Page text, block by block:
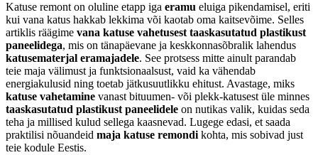
Katuse remont on oluline etapp iga eramu eluiga pikendamisel, eriti
kui vana katus hakkab lekkima või kaotab oma kaitsevõime. Selles
artiklis räägime vana katuse vahetusest taaskasutatud plastikust
paneelidega, mis on tänapäevane ja keskkonnasõbralik lahendus
katusematerjal eramajadele. See protsess mitte ainult parandab
teie maja välimust ja funktsionaalsust, vaid ka vähendab
energiakulusid ning toetab jätkusuutlikku ehitust. Avastage, miks
katuse vahetamine vanast bituumen- või plekk-katusest üle minnes
taaskasutatud plastikust paneelidele on nutikas valik, kuidas seda
teha ja millised kulud sellega kaasnevad. Lugege edasi, et saada
praktilisi nõuandeid maja katuse remondi kohta, mis sobivad just
teie kodule Eestis.